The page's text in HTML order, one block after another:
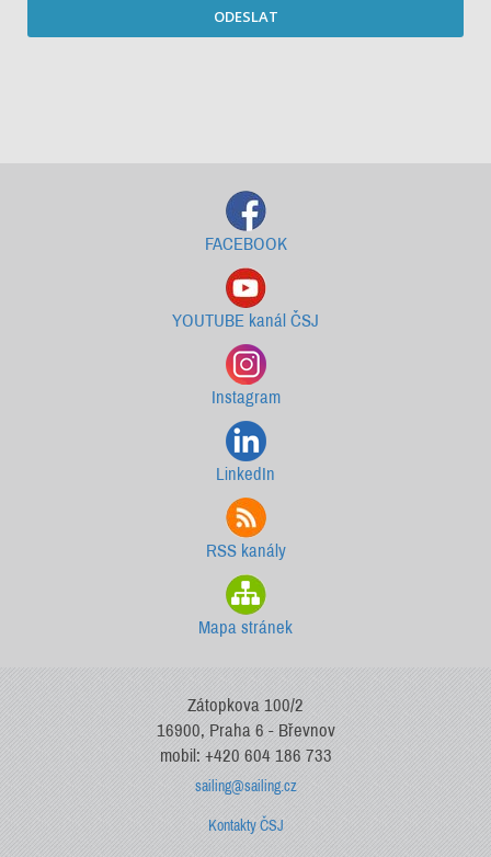
ODESLAT
FACEBOOK
YOUTUBE kanál ČSJ
Instagram
LinkedIn
RSS kanály
Mapa stránek
Zátopkova 100/2
16900, Praha 6 - Břevnov
mobil: +420 604 186 733
sailing@sailing.cz
Kontakty ČSJ